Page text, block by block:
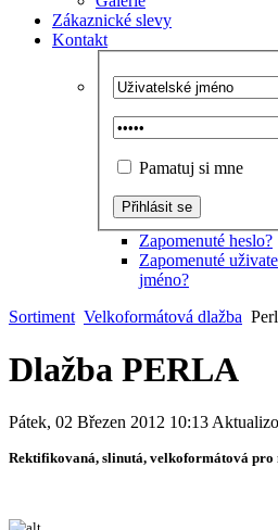
Zákaznické slevy
Kontakt
Pamatuj si mne
Zapomenuté heslo?
Zapomenuté
jméno?
Sortiment Velkoformátová dlažba
Dlažba PERLA
Pátek, 02 Březen 2012 10:13
Rektifikovaná, slinutá, velkoformátová